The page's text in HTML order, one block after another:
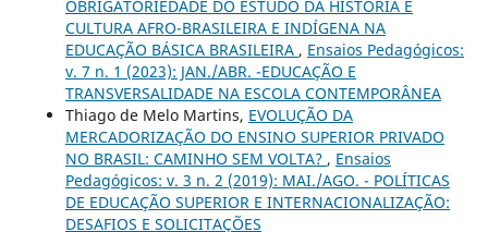
OBRIGATORIEDADE DO ESTUDO DA HISTÓRIA E
CULTURA AFRO-BRASILEIRA E INDÍGENA NA
EDUCAÇÃO BÁSICA BRASILEIRA , Ensaios Pedagógicos:
v. 7 n. 1 (2023): JAN./ABR. -EDUCAÇÃO E
TRANSVERSALIDADE NA ESCOLA CONTEMPORÂNEA
Thiago de Melo Martins, EVOLUÇÃO DA
MERCADORIZAÇÃO DO ENSINO SUPERIOR PRIVADO
NO BRASIL: CAMINHO SEM VOLTA? , Ensaios
Pedagógicos: v. 3 n. 2 (2019): MAI./AGO. - POLÍTICAS
DE EDUCAÇÃO SUPERIOR E INTERNACIONALIZAÇÃO:
DESAFIOS E SOLICITAÇÕES